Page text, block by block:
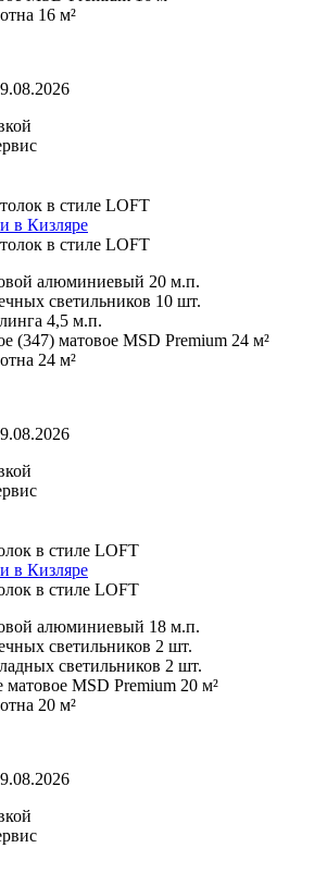
16 м²
в стиле LOFT
в стиле LOFT
алюминиевый 20 м.п.
светильников 10 шт.
4,5 м.п.
(347) матовое MSD Premium 24 м²
24 м²
в стиле LOFT
в стиле LOFT
алюминиевый 18 м.п.
светильников 2 шт.
светильников 2 шт.
матовое MSD Premium 20 м²
20 м²